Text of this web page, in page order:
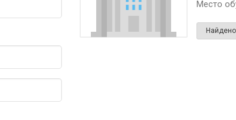
Место